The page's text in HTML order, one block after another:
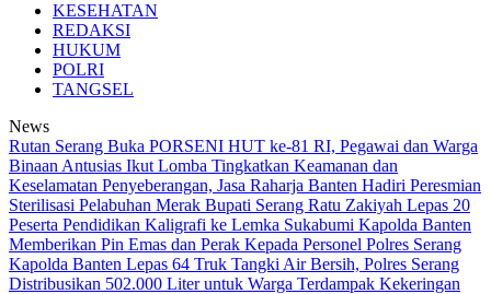
KESEHATAN
REDAKSI
HUKUM
POLRI
TANGSEL
News
Rutan Serang Buka PORSENI HUT ke-81 RI, Pegawai dan Warga
Binaan Antusias Ikut Lomba Tingkatkan Keamanan dan
Keselamatan Penyeberangan, Jasa Raharja Banten Hadiri Peresmian
Sterilisasi Pelabuhan Merak Bupati Serang Ratu Zakiyah Lepas 20
Peserta Pendidikan Kaligrafi ke Lemka Sukabumi Kapolda Banten
Memberikan Pin Emas dan Perak Kepada Personel Polres Serang
Kapolda Banten Lepas 64 Truk Tangki Air Bersih, Polres Serang
Distribusikan 502.000 Liter untuk Warga Terdampak Kekeringan